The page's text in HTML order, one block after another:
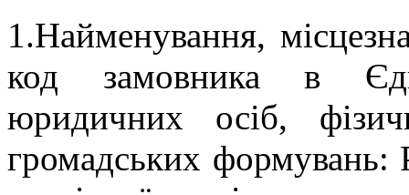
1.Найменування,
код замовника в
юридичних осіб,
громадських формувань: